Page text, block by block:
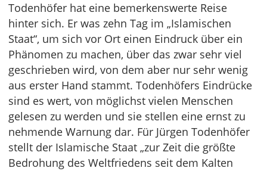
Todenhöfer hat eine bemerkenswerte Reise
hinter sich. Er was zehn Tag im „Islamischen
Staat“, um sich vor Ort einen Eindruck über ein
Phänomen zu machen, über das zwar sehr viel
geschrieben wird, von dem aber nur sehr wenig
aus erster Hand stammt. Todenhöfers Eindrücke
sind es wert, von möglichst vielen Menschen
gelesen zu werden und sie stellen eine ernst zu
nehmende Warnung dar. Für Jürgen Todenhöfer
stellt der Islamische Staat „zur Zeit die größte
Bedrohung des Weltfriedens seit dem Kalten